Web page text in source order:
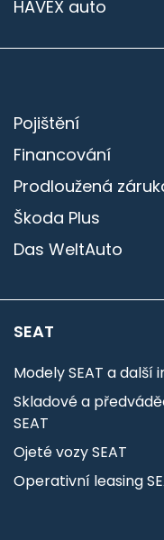
HAVEX auto
Pojištění
Financování
Prodloužená
Škoda Plus
Das WeltAuto
SEAT
Modely SEAT a další
Skladové a
SEAT
Ojeté vozy SEAT
Operativní leasing